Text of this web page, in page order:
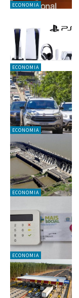
ECONOMIA
ECONOMIA
ECONOMIA
ECONOMIA
ECONOMIA